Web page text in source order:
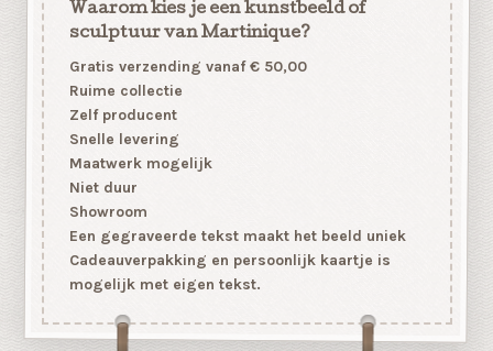
Waarom kies je een kunstbeeld of
sculptuur van Martinique?
Gratis verzending vanaf € 50,00
Ruime collectie
Zelf producent
Snelle levering
Maatwerk mogelijk
Niet duur
Showroom
Een gegraveerde tekst maakt het beeld uniek
Cadeauverpakking en persoonlijk kaartje is
mogelijk met eigen tekst.